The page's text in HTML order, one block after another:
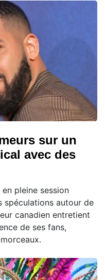
sur un
avec des
pleine session
spéculations autour de
canadien entretient
de ses fans,